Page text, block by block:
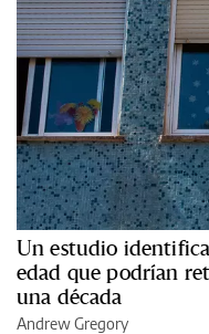
Un estudio
edad que podrían
una década
Andrew Gregory